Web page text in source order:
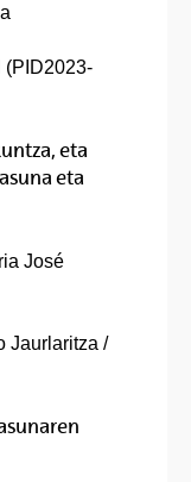
(PID2023-
eta
eta
José
Jaurlaritza /